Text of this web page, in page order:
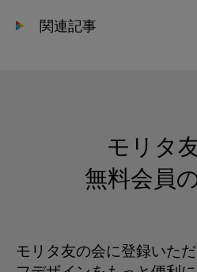
関連記事
モリタ
無料会員
モリタ友の会に登録いた